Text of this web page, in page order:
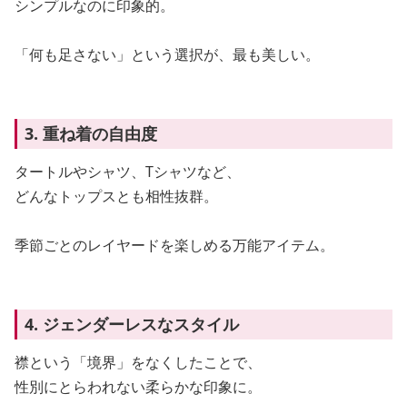
シンプルなのに印象的。
「何も足さない」という選択が、最も美しい。
3. 重ね着の自由度
タートルやシャツ、Tシャツなど、
どんなトップスとも相性抜群。
季節ごとのレイヤードを楽しめる万能アイテム。
4. ジェンダーレスなスタイル
襟という「境界」をなくしたことで、
性別にとらわれない柔らかな印象に。